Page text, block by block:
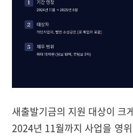
새출발기금의 지원 대상이 크
2024년 11월까지 사업을 영